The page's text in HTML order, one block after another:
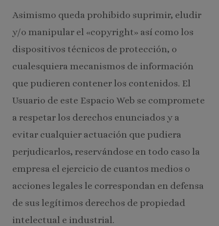
Asimismo queda prohibido suprimir, eludir
y/o manipular el «copyright» así como los
dispositivos técnicos de protección, o
cualesquiera mecanismos de información
que pudieren contener los contenidos. El
Usuario de este Espacio Web se compromete
a respetar los derechos enunciados y a
evitar cualquier actuación que pudiera
perjudicarlos, reservándose en todo caso la
empresa el ejercicio de cuantos medios o
acciones legales le correspondan en defensa
de sus legítimos derechos de propiedad
intelectual e industrial.